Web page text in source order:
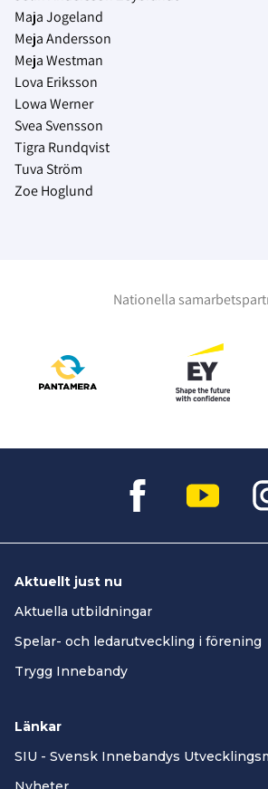
Maja Jogeland
Meja Andersson
Meja Westman
Lova Eriksson
Lowa Werner
Svea Svensson
Tigra Rundqvist
Tuva Ström
Zoe Hoglund
Nationella
Aktuellt just nu
Aktuella utbildningar
Spelar- och ledarutveckling i förening
Trygg Innebandy
Länkar
SIU - Svensk Innebandys